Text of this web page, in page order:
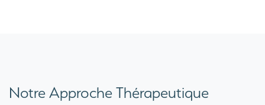
Notre Approche Thérapeutique